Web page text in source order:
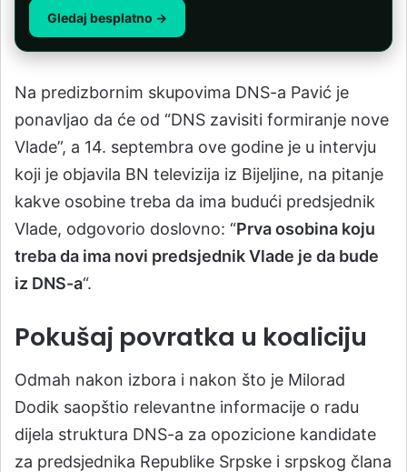
Gledaj besplatno →
Na predizbornim skupovima DNS-a Pavić je
ponavljao da će od “DNS zavisiti formiranje nove
Vlade”, a 14. septembra ove godine je u intervju
koji je objavila BN televizija iz Bijeljine, na pitanje
kakve osobine treba da ima budući predsjednik
Vlade, odgovorio doslovno: “Prva osobina koju
treba da ima novi predsjednik Vlade je da bude
iz DNS-a“.
Pokušaj povratka u koaliciju
Odmah nakon izbora i nakon što je Milorad
Dodik saopštio relevantne informacije o radu
dijela struktura DNS-a za opozicione kandidate
za predsjednika Republike Srpske i srpskog člana